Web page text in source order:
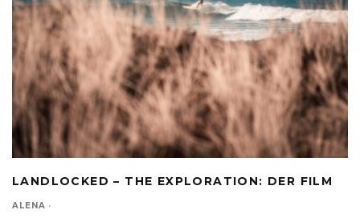
LANDLOCKED – THE EXPLORATION: DER FILM
ALENA ·